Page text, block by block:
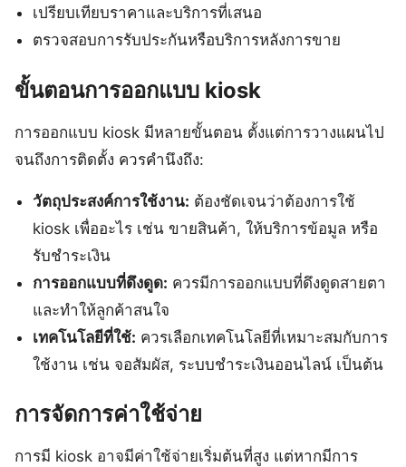
เปรียบเทียบราคาและบริการที่เสนอ
ตรวจสอบการรับประกันหรือบริการหลังการขาย
ขั้นตอนการออกแบบ kiosk
การออกแบบ kiosk มีหลายขั้นตอน ตั้งแต่การวางแผนไป
จนถึงการติดตั้ง ควรคำนึงถึง:
วัตถุประสงค์การใช้งาน: ต้องชัดเจนว่าต้องการใช้
kiosk เพื่ออะไร เช่น ขายสินค้า, ให้บริการข้อมูล หรือ
รับชำระเงิน
การออกแบบที่ดึงดูด: ควรมีการออกแบบที่ดึงดูดสายตา
และทำให้ลูกค้าสนใจ
เทคโนโลยีที่ใช้: ควรเลือกเทคโนโลยีที่เหมาะสมกับการ
ใช้งาน เช่น จอสัมผัส, ระบบชำระเงินออนไลน์ เป็นต้น
การจัดการค่าใช้จ่าย
การมี kiosk อาจมีค่าใช้จ่ายเริ่มต้นที่สูง แต่หากมีการ